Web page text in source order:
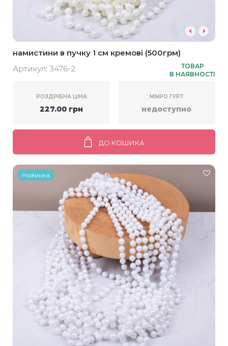
намистини в пучку 1 см кремові (500грм)
Артикул: 3476-2
ТОВАР
В НАЯВНОСТІ
РОЗДРІБНА ЦІНА
227.00 грн
МІКРО ГУРТ
недоступно
ДО КОШИКА
Новинка